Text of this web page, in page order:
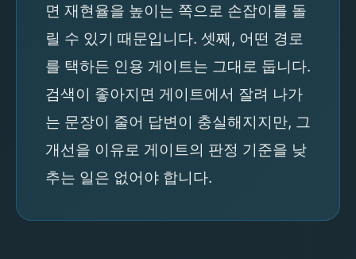
면 재현율을 높이는 쪽으로 손잡이를 돌
릴 수 있기 때문입니다. 셋째, 어떤 경로
를 택하든 인용 게이트는 그대로 둡니다.
검색이 좋아지면 게이트에서 잘려 나가
는 문장이 줄어 답변이 충실해지지만, 그
개선을 이유로 게이트의 판정 기준을 낮
추는 일은 없어야 합니다.